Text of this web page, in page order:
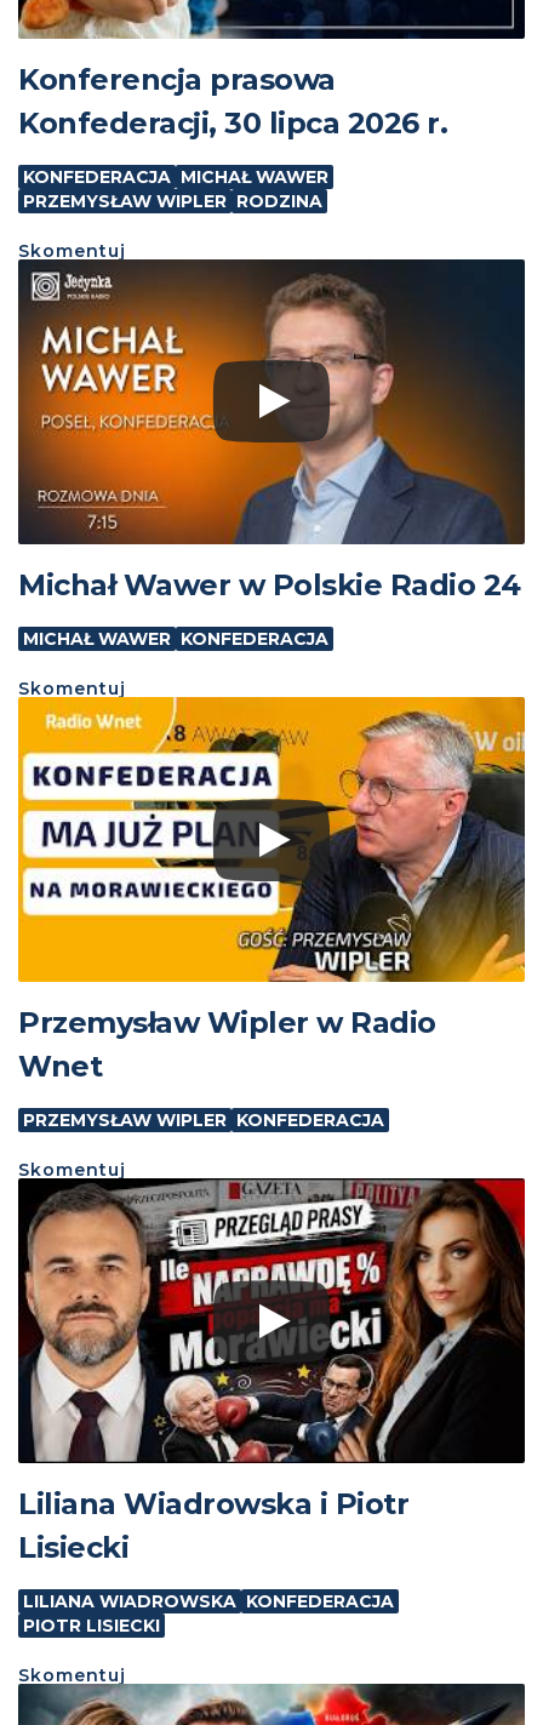
Konferencja prasowa
Konfederacji, 30 lipca 2026 r.
KONFEDERACJA MICHAŁ WAWER
PRZEMYSŁAW WIPLER RODZINA
Skomentuj
Michał Wawer w Polskie Radio 24
MICHAŁ WAWER KONFEDERACJA
Skomentuj
Przemysław Wipler w Radio
Wnet
PRZEMYSŁAW WIPLER KONFEDERACJA
Skomentuj
Liliana Wiadrowska i Piotr
Lisiecki
LILIANA WIADROWSKA KONFEDERACJA
PIOTR LISIECKI
Skomentuj